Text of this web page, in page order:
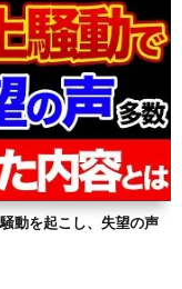
動を起こし、失望の声